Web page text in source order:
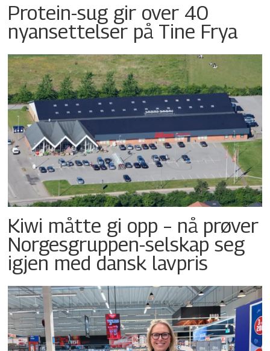
Protein-sug gir over 40
nyansettelser på Tine Frya
Kiwi måtte gi opp – nå prøver
Norgesgruppen-selskap seg
igjen med dansk lavpris